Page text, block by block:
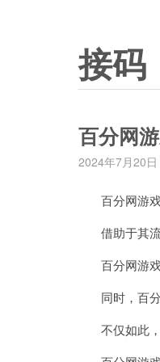
接码
百分网
2024年7月20日
百分网游戏
借助于其流
百分网游戏
同时，百分
不仅如此，